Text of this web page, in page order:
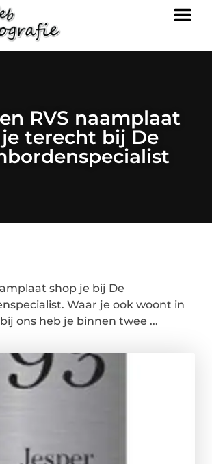
RVS naamplaat
terecht bij De
shop je bij De
Waar je ook woont in
ons heb je binnen twee ...